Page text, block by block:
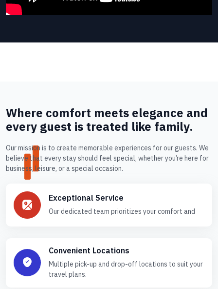
Where comfort meets elegance and
every guest is treated like family.
Our mission is to create memorable experiences for our guests. We
believe that every stay should feel special, whether you’re here for
business, leisure, or a special occasion.
Exceptional Service
Our dedicated team prioritizes your comfort and
Convenient Locations
Multiple pick-up and drop-off locations to suit your
travel plans.